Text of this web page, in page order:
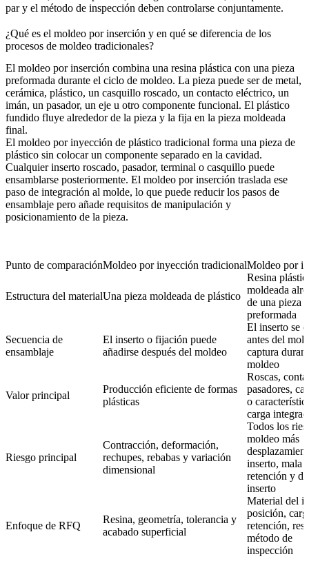
par y el método de inspección deben controlarse conjuntamente.
¿Qué es el moldeo por inserción y en qué se diferencia de los
procesos de moldeo tradicionales?
El moldeo por inserción combina una resina plástica con una pieza
preformada durante el ciclo de moldeo. La pieza puede ser de metal,
cerámica, plástico, un casquillo roscado, un contacto eléctrico, un
imán, un pasador, un eje u otro componente funcional. El plástico
fundido fluye alrededor de la pieza y la fija en la pieza moldeada
final.
El moldeo por inyección de plástico tradicional forma una pieza de
plástico sin colocar un componente separado en la cavidad.
Cualquier inserto roscado, pasador, terminal o casquillo puede
ensamblarse posteriormente. El moldeo por inserción traslada ese
paso de integración al molde, lo que puede reducir los pasos de
ensamblaje pero añade requisitos de manipulación y
posicionamiento de la pieza.
Punto de comparaciónMoldeo por inyección tradicionalMoldeo por
Estructura del materialUna pieza moldeada de plástico
Resina
moldeada
de una pieza
preformada
Secuencia de
ensamblaje
El inserto o fijación puede
añadirse después del moldeo
El inserto se
antes del
captura
moldeo
Valor principal
Producción eficiente de formas
plásticas
Roscas,
pasadores,
o
carga
Riesgo principal
Contracción, deformación,
rechupes, rebabas y variación
dimensional
Todos los
moldeo más
inserto, mala
retención y
inserto
Enfoque de RFQ
Resina, geometría, tolerancia y
acabado superficial
Material del
posición,
retención,
método de
inspección